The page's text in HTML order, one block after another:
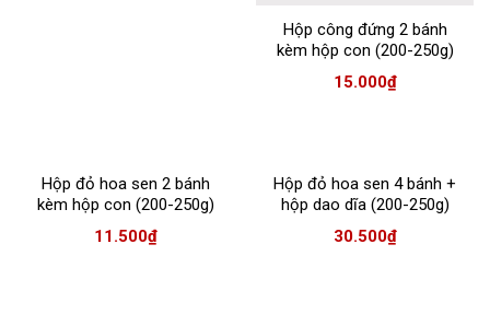
Hộp công đứng 2 bánh
kèm hộp con (200-250g)
15.000₫
Hộp đỏ hoa sen 2 bánh
kèm hộp con (200-250g)
11.500₫
Hộp đỏ hoa sen 4 bánh +
hộp dao dĩa (200-250g)
30.500₫